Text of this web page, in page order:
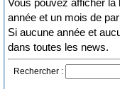
Vous pouvez afficher
année et un mois de
Si aucune année et
dans toutes les news.
Rechercher :